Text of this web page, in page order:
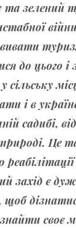
та зелений
до цього
сільську
і в
садибі,
природі. Це
захід є
щоб
своє